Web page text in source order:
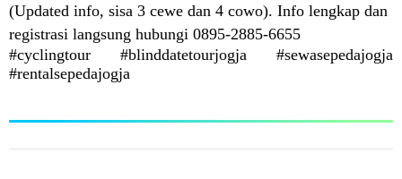
(Updated info, sisa 3 cewe dan 4 cowo). Info lengkap dan
registrasi langsung hubungi 0895-2885-6655
#cyclingtour #blinddatetourjogja #sewasepedajogja
#rentalsepedajogja